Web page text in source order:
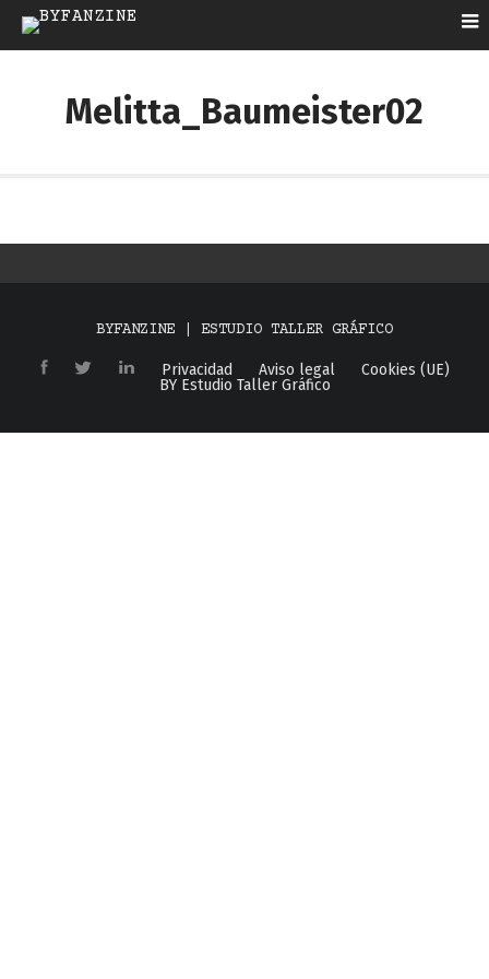
Melitta_Baumeister02
BYFANZINE | ESTUDIO TALLER GRÁFICO
Privacidad Aviso legal
Cookies (UE)
BY Estudio Taller Gráfico